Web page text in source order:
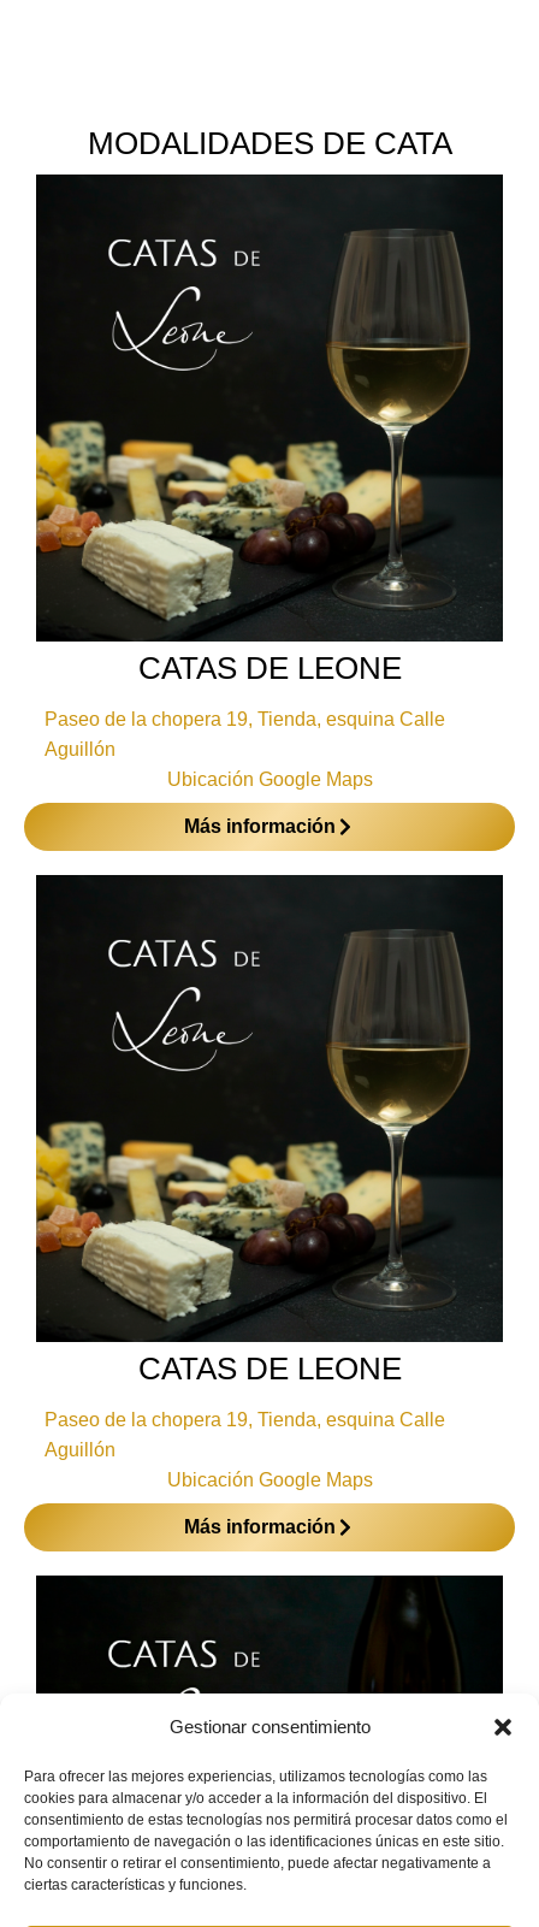
Gestionar consentimiento
Para ofrecer las mejores experiencias, utilizamos tecnologías como las
cookies para almacenar y/o acceder a la información del dispositivo. El
consentimiento de estas tecnologías nos permitirá procesar datos como el
comportamiento de navegación o las identificaciones únicas en este sitio.
No consentir o retirar el consentimiento, puede afectar negativamente a
ciertas características y funciones.
MODALIDADES DE CATA
CATAS DE LEONE
Paseo de la chopera 19, Tienda, esquina Calle
Aguillón
Ubicación Google Maps
Más información
CATAS DE LEONE
Paseo de la chopera 19, Tienda, esquina Calle
Aguillón
Ubicación Google Maps
Más información